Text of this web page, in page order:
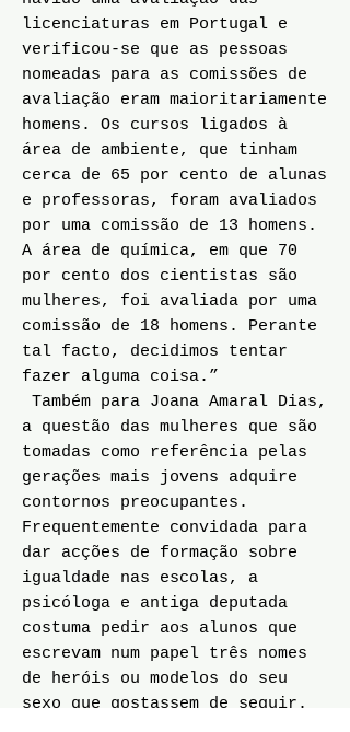
licenciaturas em Portugal e
verificou-se que as pessoas
nomeadas para as comissões de
avaliação eram maioritariamente
homens. Os cursos ligados à
área de ambiente, que tinham
cerca de 65 por cento de alunas
e professoras, foram avaliados
por uma comissão de 13 homens.
A área de química, em que 70
por cento dos cientistas são
mulheres, foi avaliada por uma
comissão de 18 homens. Perante
tal facto, decidimos tentar
fazer alguma coisa.”
Também para Joana Amaral Dias,
a questão das mulheres que são
tomadas como referência pelas
gerações mais jovens adquire
contornos preocupantes.
Frequentemente convidada para
dar acções de formação sobre
igualdade nas escolas, a
psicóloga e antiga deputada
costuma pedir aos alunos que
escrevam num papel três nomes
de heróis ou modelos do seu
sexo que gostassem de seguir.